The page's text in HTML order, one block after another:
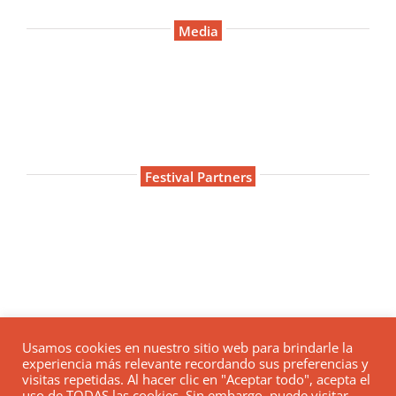
Media
Festival Partners
Usamos cookies en nuestro sitio web para brindarle la
experiencia más relevante recordando sus preferencias y
visitas repetidas. Al hacer clic en "Aceptar todo", acepta el